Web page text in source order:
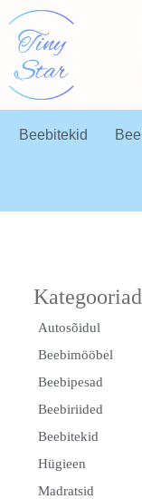
Beebitekid
Autosõidul
Beebimööbel
Beebipesad
Beebiriided
Beebitekid
Hügieen
Madratsid